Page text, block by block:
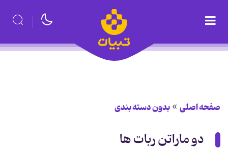
صفحه اصلی بدون دسته بندی
دو ماراتن ربات ها